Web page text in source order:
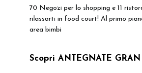
70 Negozi per lo shopping e 11
rilassarti in food court! Al primo
area bimbi
Scopri ANTEGNATE